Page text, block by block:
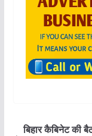
बिहार कैबिनेट की